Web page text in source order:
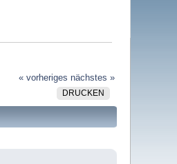
« vorheriges nächstes »
DRUCKEN